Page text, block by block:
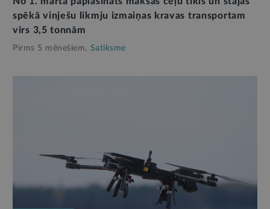
spēkā vinješu likmju izmaiņas kravas transportam
virs 3,5 tonnām
Pirms 5 mēnešiem, Satiksme